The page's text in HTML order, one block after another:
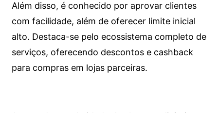
Além disso, é conhecido por aprovar clientes
com facilidade, além de oferecer limite inicial
alto. Destaca-se pelo ecossistema completo de
serviços, oferecendo descontos e cashback
para compras em lojas parceiras.